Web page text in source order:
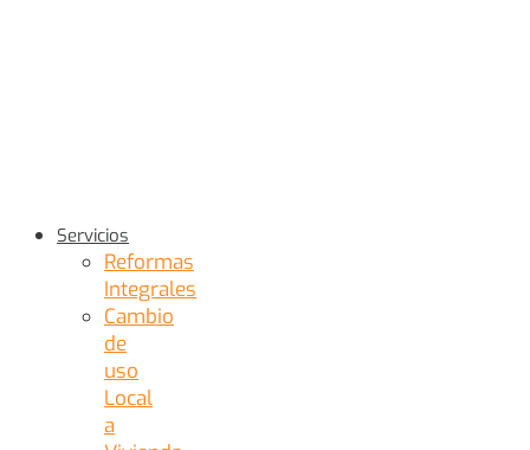
Servicios
Reformas
Integrales
Cambio
de
uso
Local
a